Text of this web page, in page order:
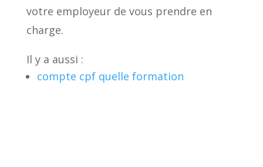
votre employeur de vous prendre en
charge.
Il y a aussi :
compte cpf quelle formation